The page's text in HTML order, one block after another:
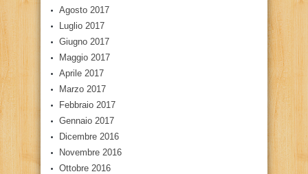
Agosto 2017
Luglio 2017
Giugno 2017
Maggio 2017
Aprile 2017
Marzo 2017
Febbraio 2017
Gennaio 2017
Dicembre 2016
Novembre 2016
Ottobre 2016